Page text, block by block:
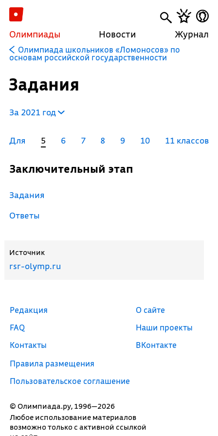
Олимпиады Новости Журнал
Олимпиада школьников «Ломоносов» по
основам российской государственности
Задания
За 2021 год
Для 5 6 7 8 9 10 11 классов
Заключительный этап
Задания
Ответы
Источник
rsr-olymp.ru
© Олимпиада.ру, 1996—2026
Любое использование материалов
возможно только с активной ссылкой
Редакция
FAQ
Контакты
Правила размещения
Пользовательское соглашение
О сайте
Наши проекты
ВКонтакте